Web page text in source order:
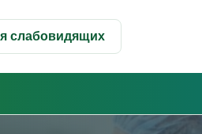
слабовидящих